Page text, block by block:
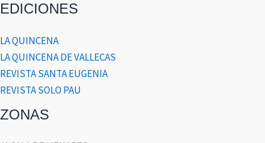
EDICIONES
LA QUINCENA
LA QUINCENA DE VALLECAS
REVISTA SANTA EUGENIA
REVISTA SOLO PAU
ZONAS